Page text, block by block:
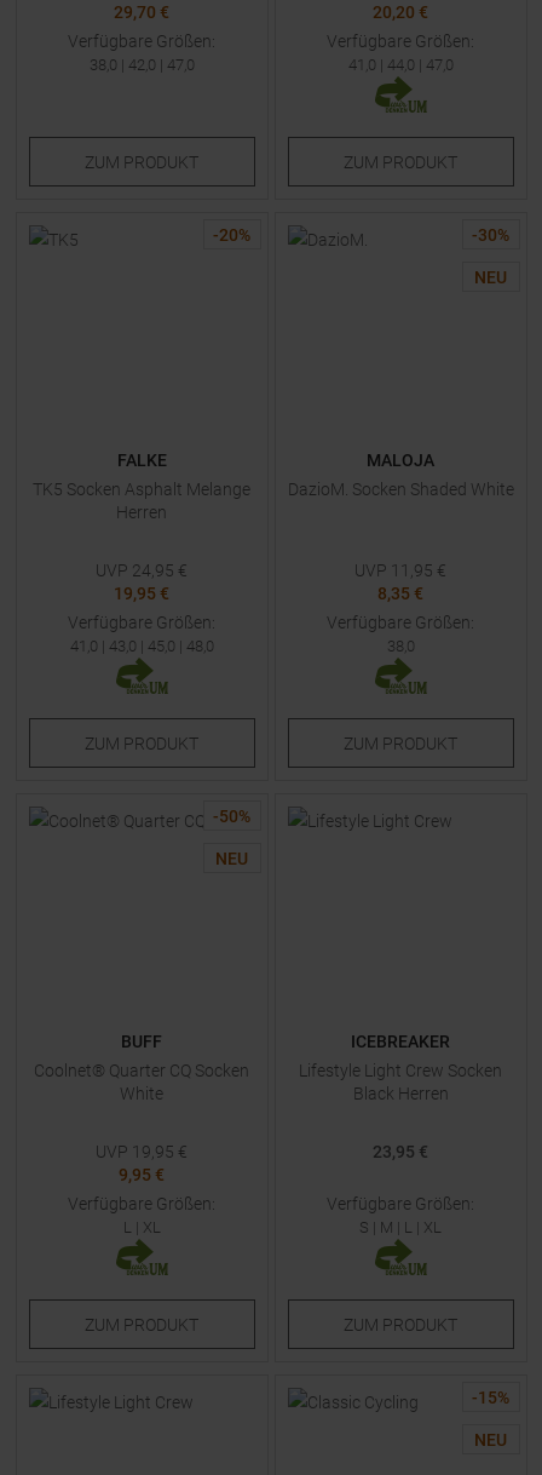
29,70 €
Verfügbare Größen:
38,0 | 42,0 | 47,0
ZUM PRODUKT
20,20 €
Verfügbare Größen:
41,0 | 44,0 | 47,0
ZUM PRODUKT
-20%
FALKE
TK5 Socken Asphalt Melange
Herren
UVP 24,95 €
19,95 €
Verfügbare Größen:
41,0 | 43,0 | 45,0 | 48,0
ZUM PRODUKT
-30%
NEU
MALOJA
DazioM. Socken Shaded White
UVP 11,95 €
8,35 €
Verfügbare Größen:
38,0
ZUM PRODUKT
-50%
NEU
BUFF
Coolnet® Quarter CQ Socken
White
UVP 19,95 €
9,95 €
Verfügbare Größen:
L | XL
ZUM PRODUKT
ICEBREAKER
Lifestyle Light Crew Socken
Black Herren
23,95 €
Verfügbare Größen:
S | M | L | XL
ZUM PRODUKT
-15%
NEU